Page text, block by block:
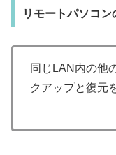
リモートパソコ
同じLAN内の他
クアップと復元